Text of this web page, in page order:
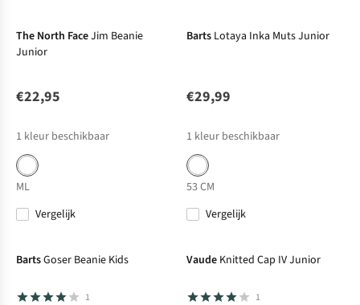
The North FaceJim Beanie
Junior
€22,95
1 kleur beschikbaar
ML
Vergelijk
Barts Lotaya Inka Muts Junior
€29,99
1 kleur beschikbaar
53 CM
Vergelijk
BartsGoser Beanie Kids
1
Vaude Knitted Cap IV Junior
1